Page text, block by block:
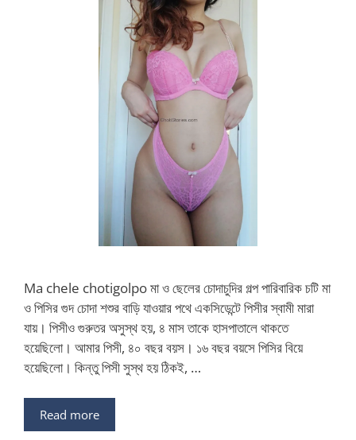
Ma chele chotigolpo মা ও ছেলের চোদাচুদির গল্প পারিবারিক চটি মা
ও পিসির গুদ চোদা শশুর বাড়ি যাওয়ার পথে একসিডেন্টে পিসীর স্বামী মারা
যায়। পিসীও গুরুতর অসুস্থ হয়, ৪ মাস তাকে হাসপাতালে থাকতে
হয়েছিলো। আমার পিসী, ৪০ বছর বয়স। ১৬ বছর বয়সে পিসির বিয়ে
হয়েছিলো। কিন্তু পিসী সুস্থ হয় ঠিকই, …
Read more